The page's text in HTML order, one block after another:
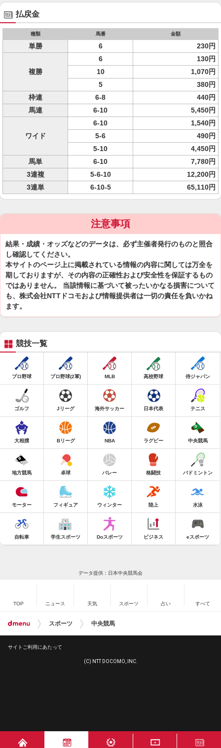
払戻金
種類 馬番 金額
単勝 6 230円
複勝
6
130円
10
1,070円
5
380円
枠連
6-8
440円
馬連
6-10 5,450円
ワイド
6-10
1,540円
5-6
490円
5-10
4,450円
馬単
6-10
7,780円
3連複
5-6-10
12,200円
3連単
6-10-5 65,110円
注意事項
結果・成績・オッズなどのデータは、必ず主催者発行のものと照合
し確認してください。
本サイトのページ上に掲載されている情報の内容に関しては万全を
期しておりますが、その内容の正確性および安全性を保証するもの
ではありません。 当該情報に基づいて被ったいかなる損害について
も、株式会社NTTドコモおよび情報提供者は一切の責任を負いかね
ます。
競技一覧
プロ野球 プロ野球(2軍) MLB 高校野球 侍ジャパン
ゴルフ Jリーグ 海外サッカー 日本代表 テニス
大相撲 Bリーグ NBA ラグビー 中央競馬
地方競馬 卓球 バレー 格闘技 バドミントン
モーター フィギュア ウィンター 陸上 水泳
自転車 学生スポーツ Doスポーツ ビジネス eスポーツ
データ提供：日本中央競馬会
TOP ニュース 天気 スポーツ 占い すべて
スポーツ 中央競馬
サイトご利用にあたって
(C) NTT DOCOMO, INC.